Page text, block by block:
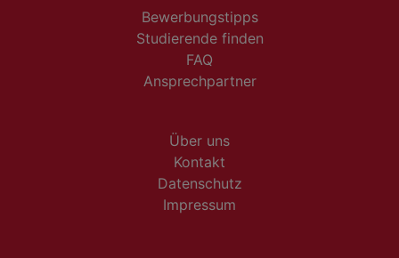
Bewerbungstipps
Studierende finden
FAQ
Ansprechpartner
Über uns
Kontakt
Datenschutz
Impressum